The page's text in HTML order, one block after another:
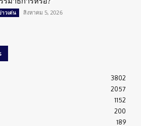
าวเด่น สิงหาคม 5, 2026
3802
2057
1152
200
189